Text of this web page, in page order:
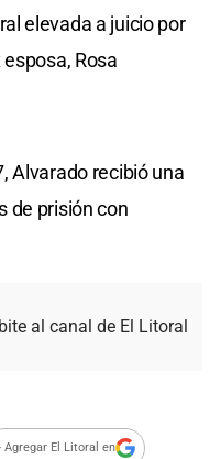
elevada a juicio por
Rosa
Alvarado recibió una
de prisión con
al canal de El Litoral
Agregar El Litoral en